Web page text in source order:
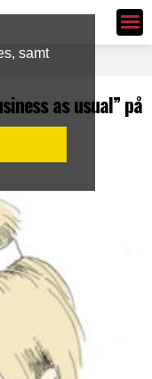
samt
as usual” på